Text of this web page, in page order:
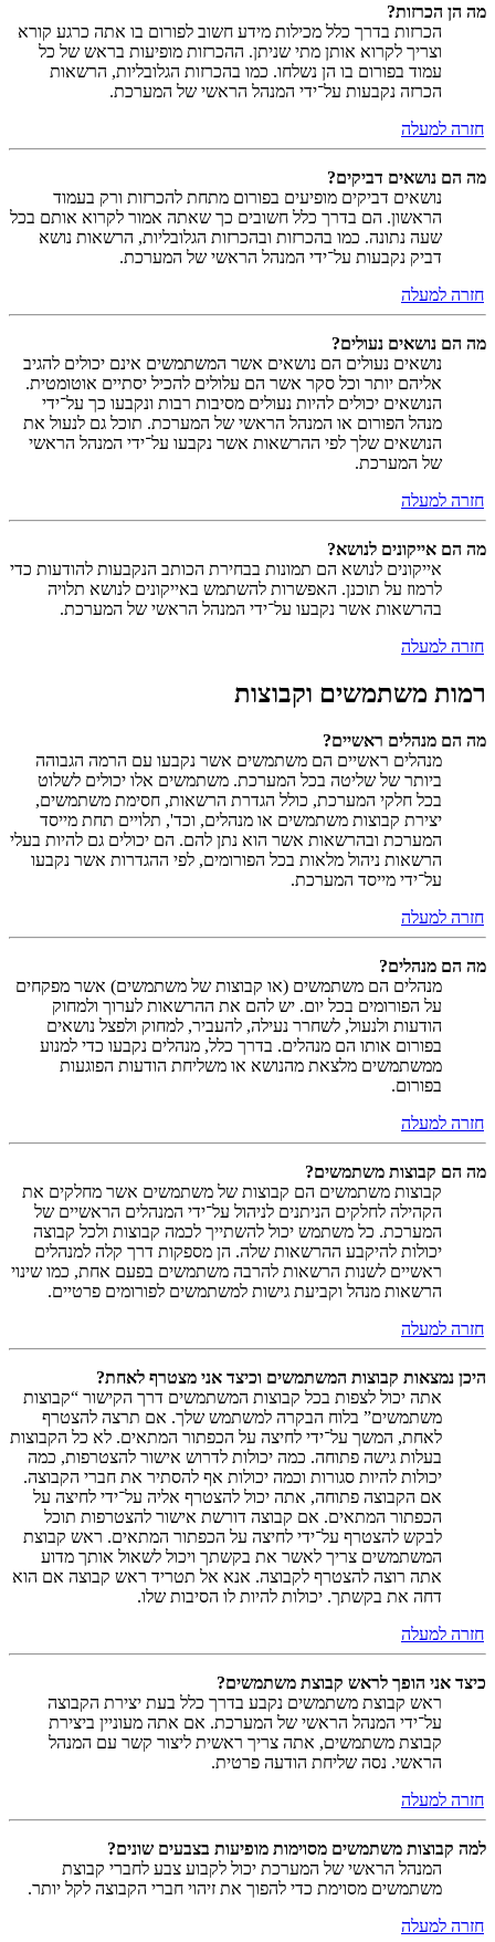
מה הן הכרזות?
הכרזות בדרך כלל מכילות מידע חשוב לפורום בו אתה כרגע קורא
וצריך לקרוא אותן מתי שניתן. ההכרזות מופיעות בראש של כל
עמוד בפורום בו הן נשלחו. כמו בהכרזות הגלובליות, הרשאות
הכרזה נקבעות על־ידי המנהל הראשי של המערכת.
חזרה למעלה
מה הם נושאים דביקים?
נושאים דביקים מופיעים בפורום מתחת להכרזות ורק בעמוד
הראשון. הם בדרך כלל חשובים כך שאתה אמור לקרוא אותם בכל
שעה נתונה. כמו בהכרזות ובהכרזות הגלובליות, הרשאות נושא
דביק נקבעות על־ידי המנהל הראשי של המערכת.
חזרה למעלה
מה הם נושאים נעולים?
נושאים נעולים הם נושאים אשר המשתמשים אינם יכולים להגיב
אליהם יותר וכל סקר אשר הם עלולים להכיל יסתיים אוטומטית.
הנושאים יכולים להיות נעולים מסיבות רבות ונקבעו כך על־ידי
מנהל הפורום או המנהל הראשי של המערכת. תוכל גם לנעול את
הנושאים שלך לפי ההרשאות אשר נקבעו על־ידי המנהל הראשי
של המערכת.
חזרה למעלה
מה הם אייקונים לנושא?
אייקונים לנושא הם תמונות בבחירת הכותב הנקבעות להודעות כדי
לרמוז על תוכנן. האפשרות להשתמש באייקונים לנושא תלויה
בהרשאות אשר נקבעו על־ידי המנהל הראשי של המערכת.
חזרה למעלה
רמות משתמשים וקבוצות
מה הם מנהלים ראשיים?
מנהלים ראשיים הם משתמשים אשר נקבעו עם הרמה הגבוהה
ביותר של שליטה בכל המערכת. משתמשים אלו יכולים לשלוט
בכל חלקי המערכת, כולל הגדרת הרשאות, חסימת משתמשים,
יצירת קבוצות משתמשים או מנהלים, וכד', תלויים תחת מייסד
המערכת ובהרשאות אשר הוא נתן להם. הם יכולים גם להיות בעלי
הרשאות ניהול מלאות בכל הפורומים, לפי ההגדרות אשר נקבעו
על־ידי מייסד המערכת.
חזרה למעלה
מה הם מנהלים?
מנהלים הם משתמשים (או קבוצות של משתמשים) אשר מפקחים
על הפורומים בכל יום. יש להם את ההרשאות לערוך ולמחוק
הודעות ולנעול, לשחרר נעילה, להעביר, למחוק ולפצל נושאים
בפורום אותו הם מנהלים. בדרך כלל, מנהלים נקבעו כדי למנוע
ממשתמשים מלצאת מהנושא או משליחת הודעות הפוגעות
בפורום.
חזרה למעלה
מה הם קבוצות משתמשים?
קבוצות משתמשים הם קבוצות של משתמשים אשר מחלקים את
הקהילה לחלקים הניתנים לניהול על־ידי המנהלים הראשיים של
המערכת. כל משתמש יכול להשתייך לכמה קבוצות ולכל קבוצה
יכולות להיקבע ההרשאות שלה. הן מספקות דרך קלה למנהלים
ראשיים לשנות הרשאות להרבה משתמשים בפעם אחת, כמו שינוי
הרשאות מנהל וקביעת גישות למשתמשים לפורומים פרטיים.
חזרה למעלה
היכן נמצאות קבוצות המשתמשים וכיצד אני מצטרף לאחת?
אתה יכול לצפות בכל קבוצות המשתמשים דרך הקישור “קבוצות
משתמשים” בלוח הבקרה למשתמש שלך. אם תרצה להצטרף
לאחת, המשך על־ידי לחיצה על הכפתור המתאים. לא כל הקבוצות
בעלות גישה פתוחה. כמה יכולות לדרוש אישור להצטרפות, כמה
יכולות להיות סגורות וכמה יכולות אף להסתיר את חברי הקבוצה.
אם הקבוצה פתוחה, אתה יכול להצטרף אליה על־ידי לחיצה על
הכפתור המתאים. אם קבוצה דורשת אישור להצטרפות תוכל
לבקש להצטרף על־ידי לחיצה על הכפתור המתאים. ראש קבוצת
המשתמשים צריך לאשר את בקשתך ויכול לשאול אותך מדוע
אתה רוצה להצטרף לקבוצה. אנא אל תטריד ראש קבוצה אם הוא
דחה את בקשתך. יכולות להיות לו הסיבות שלו.
חזרה למעלה
כיצד אני הופך לראש קבוצת משתמשים?
ראש קבוצת משתמשים נקבע בדרך כלל בעת יצירת הקבוצה
על־ידי המנהל הראשי של המערכת. אם אתה מעוניין ביצירת
קבוצת משתמשים, אתה צריך ראשית ליצור קשר עם המנהל
הראשי. נסה שליחת הודעה פרטית.
חזרה למעלה
למה קבוצות משתמשים מסוימות מופיעות בצבעים שונים?
המנהל הראשי של המערכת יכול לקבוע צבע לחברי קבוצת
משתמשים מסוימת כדי להפוך את זיהוי חברי הקבוצה לקל יותר.
חזרה למעלה